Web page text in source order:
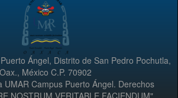
Ángel, Distrito de San Pedro Pochutla,
Oax., México C.P. 70902
UMAR Campus Puerto Ángel. Derechos
NOSTRUM VERITABLE FACIENDUM"